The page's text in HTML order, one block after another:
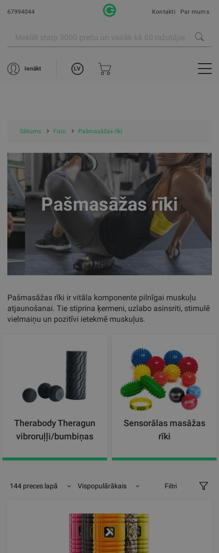
67994044 Kontakti Par mums
Ienākt LV
Sākums Fizio Pašmasāžas rīki
Pašmasāžas rīki
Pašmasāžas rīki ir vitāla komponente pilnīgai muskuļu
atjaunošanai. Tie stiprina ķermeni, uzlabo asinsriti, stimulē
vielmaiņu un pozitīvi ietekmē muskuļus.
Therabody Theragun
vibroruļļi/bumbiņas
Sensorālas masāžas
rīki
144 preces lapā Vispopulārākais Filtri